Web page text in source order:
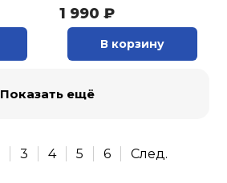
1 990 ₽
В корзину
Показать ещё
3 4 5 6 След.